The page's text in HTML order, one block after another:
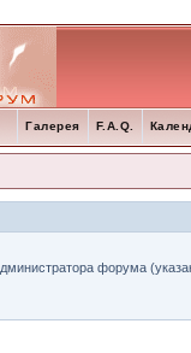
F.A.Q.
Галерея
форума